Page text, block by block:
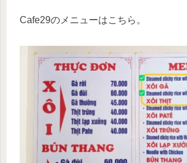
Cafe29のメニューはこちら。